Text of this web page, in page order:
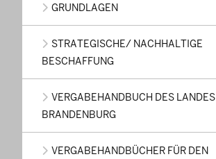
GRUNDLAGEN
STRATEGISCHE/ NACHHALTIGE
BESCHAFFUNG
VERGABEHANDBUCH DES LANDES
BRANDENBURG
VERGABEHANDBÜCHER FÜR DEN